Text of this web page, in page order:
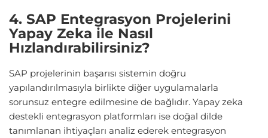
4. SAP Entegrasyon Projelerini
Yapay Zeka ile Nasıl
Hızlandırabilirsiniz?
SAP projelerinin başarısı sistemin doğru
yapılandırılmasıyla birlikte diğer uygulamalarla
sorunsuz entegre edilmesine de bağlıdır. Yapay zeka
destekli entegrasyon platformları ise doğal dilde
tanımlanan ihtiyaçları analiz ederek entegrasyon